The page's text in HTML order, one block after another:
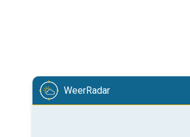
WeerRadar